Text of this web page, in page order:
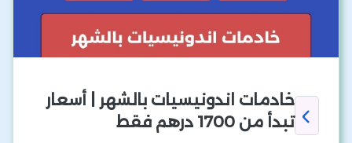
خادمات اندونيسيات بالشهر | أسعار
تبدأ من 1700 درهم فقط